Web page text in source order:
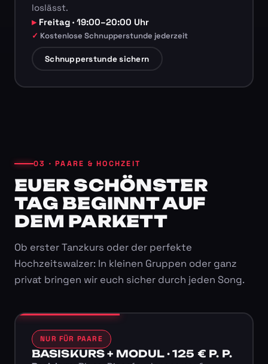
loslässt.
Freitag · 19:00–20:00 Uhr
Kostenlose Schnupperstunde jederzeit
Schnupperstunde sichern
03 · PAARE & HOCHZEIT
EUER SCHÖNSTER
TAG BEGINNT AUF
DEM PARKETT
Ob erster Tanzkurs oder der perfekte
Hochzeitswalzer: In kleinen Gruppen oder ganz
privat bringen wir euch sicher durch jeden Song.
NUR FÜR PAARE
BASISKURS + MODUL · 125 € P. P.